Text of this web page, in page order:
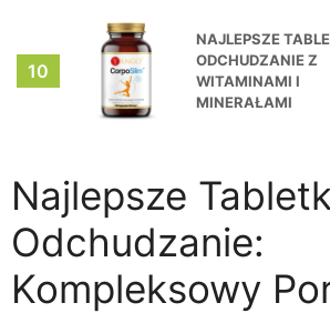
10
NAJLEPSZE
ODCHUDZANIE Z
WITAMINAMI I
MINERAŁAMI
Najlepsze
Odchudzanie:
Kompleksowy